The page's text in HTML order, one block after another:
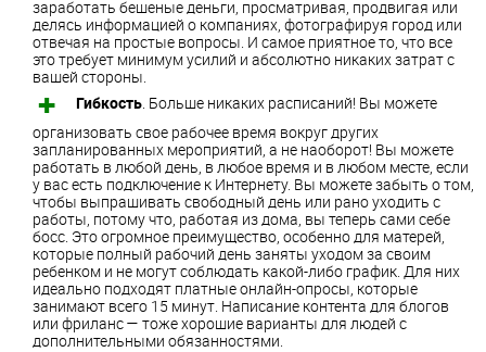
заработать бешеные деньги, просматривая, продвигая или
делясь информацией о компаниях, фотографируя город или
отвечая на простые вопросы. И самое приятное то, что все
это требует минимум усилий и абсолютно никаких затрат с
вашей стороны.
Гибкость. Больше никаких расписаний! Вы можете
организовать свое рабочее время вокруг других
запланированных мероприятий, а не наоборот! Вы можете
работать в любой день, в любое время и в любом месте, если
у вас есть подключение к Интернету. Вы можете забыть о том,
чтобы выпрашивать свободный день или рано уходить с
работы, потому что, работая из дома, вы теперь сами себе
босс. Это огромное преимущество, особенно для матерей,
которые полный рабочий день заняты уходом за своим
ребенком и не могут соблюдать какой-либо график. Для них
идеально подходят платные онлайн-опросы, которые
занимают всего 15 минут. Написание контента для блогов
или фриланс — тоже хорошие варианты для людей с
дополнительными обязанностями.